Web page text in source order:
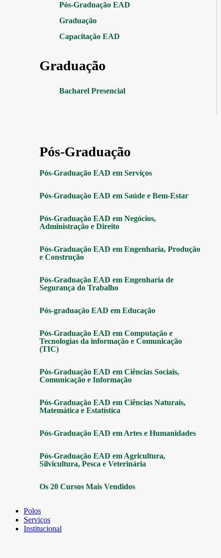
Pós-Graduação EAD
Graduação
Capacitação EAD
Graduação
Bacharel Presencial
Pós-Graduação
Pós-Graduação EAD em Serviços
Pós-Graduação EAD em Saúde e Bem-Estar
Pós-Graduação EAD em Negócios,
Administração e Direito
Pós-Graduação EAD em Engenharia, Produção
e Construção
Pós-Graduação EAD em Engenharia de
Segurança do Trabalho
Pós-graduação EAD em Educação
Pós-Graduação EAD em Computação e
Tecnologias da informação e Comunicação
(TIC)
Pós-Graduação EAD em Ciências Sociais,
Comunicação e Informação
Pós-Graduação EAD em Ciências Naturais,
Matemática e Estatística
Pós-Graduação EAD em Artes e Humanidades
Pós-Graduação EAD em Agricultura,
Silvicultura, Pesca e Veterinária
Os 20 Cursos Mais Vendidos
Polos
Serviços
Institucional